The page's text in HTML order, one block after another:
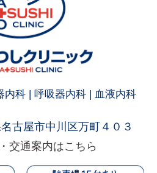
内科 | 呼吸器内科 | 血液内科
古屋市中川区万町４０３
交通案内はこちら